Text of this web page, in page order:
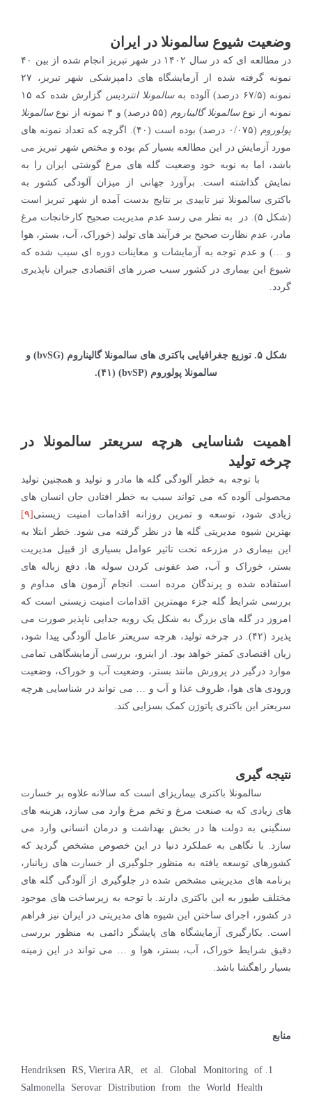
وضعیت شیوع سالمونلا در ایران
در مطالعه ای که در سال ۱۴۰۲ در شهر تبریز انجام شده از بین ۴۰
نمونه گرفته شده از آزمایشگاه های دامپزشکی شهر تبریز، ۲۷
نمونه (۶۷/۵ درصد) آلوده به
سالمونلا انتردیس
گزارش شده که ۱۵
نمونه از نوعسالمونلا گالیناروم (۵۵ درصد) و ۳ نمونه از نوع
سالمونلا
پولوروم
(۰/۰۷۵ درصد) بوده است (۴۰). اگرچه که تعداد نمونه های
مورد آزمایش در این مطالعه بسیار کم بوده و مختص شهر تبریز می
باشد، اما به نوبه خود وضعیت گله های مرغ گوشتی ایران را به
نمایش گذاشته است. برآورد جهانی از میزان آلودگی کشور به
باکتری سالمونلا نیز تاییدی بر نتایج بدست آمده از شهر تبریز است
(شکل ۵). در به نظر می رسد عدم مدیریت صحیح کارخانجات مرغ
مادر، عدم نظارت صحیح بر فرآیند های تولید (خوراک، آب، بستر، هوا
و …) و عدم توجه به آزمایشات و معاینات دوره ای سبب شده که
شیوع این بیماری در کشور سبب ضرر های اقتصادی جبران ناپذیری
گردد.
شکل ۵. توزیع جغرافیایی باکتری های سالمونلا گالیناروم ( bvSG) و
سالمونلا پولوروم (bvSP) (۴۱).
اهمیت شناسایی هرچه سریعتر سالمونلا در
چرخه تولید
با توجه به خطر آلودگی گله ها مادر و تولید و همچنین تولید
محصولی آلوده که می تواند سبب به خطر افتادن جان انسان های
زیادی شود، توسعه و تمرین روزانه اقدامات امنیت زیستی [۹]
بهترین شیوه مدیریتی گله ها در نظر گرفته می شود. خطر ابتلا به
این بیماری در مزرعه تحت تاثیر عوامل بسیاری از قبیل مدیریت
بستر، خوراک و آب، ضد عفونی کردن سوله ها، دفع زباله های
استفاده شده و پرندگان مرده است. انجام آزمون های مداوم و
بررسی شرایط گله جزء مهمترین اقدامات امنیت زیستی است که
امروز در گله های بزرگ به شکل یک رویه جدایی ناپذیر صورت می
پذیرد (۴۲). در چرخه تولید، هرچه سریعتر عامل آلودگی پیدا شود،
زیان اقتصادی کمتر خواهد بود. از اینرو، بررسی آزمایشگاهی تمامی
موارد درگیر در پرورش مانند بستر، وضعیت آب و خوراک، وضعیت
ورودی های هوا، ظروف غذا و آب و … می تواند در شناسایی هرچه
سریعتر این باکتری پاتوژن کمک بسزایی کند.
نتیجه گیری
سالمونلا باکتری بیماریزای است که سالانه علاوه بر خسارت
های زیادی که به صنعت مرغ و تخم مرغ وارد می سازد، هزینه های
سنگینی به دولت ها در بخش بهداشت و درمان انسانی وارد می
سازد. با نگاهی به عملکرد دنیا در این خصوص مشخص گردید که
کشورهای توسعه یافته به منظور جلوگیری از خسارت های زیانبار،
برنامه های مدیریتی مشخص شده در جلوگیری از آلودگی گله های
مختلف طیور به این باکتری دارند. با توجه به زیرساخت های موجود
در کشور، اجرای ساختن این شیوه های مدیریتی در ایران نیز فراهم
است. بکارگیری آزمایشگاه های پایشگر دائمی به منظور بررسی
دقیق شرایط خوراک، آب، بستر، هوا و … می تواند در این زمینه
بسیار راهگشا باشد.
منابع
Hendriksen RS, Vierira AR, et al. Global Monitoring of
Salmonella Serovar Distribution from the World Health